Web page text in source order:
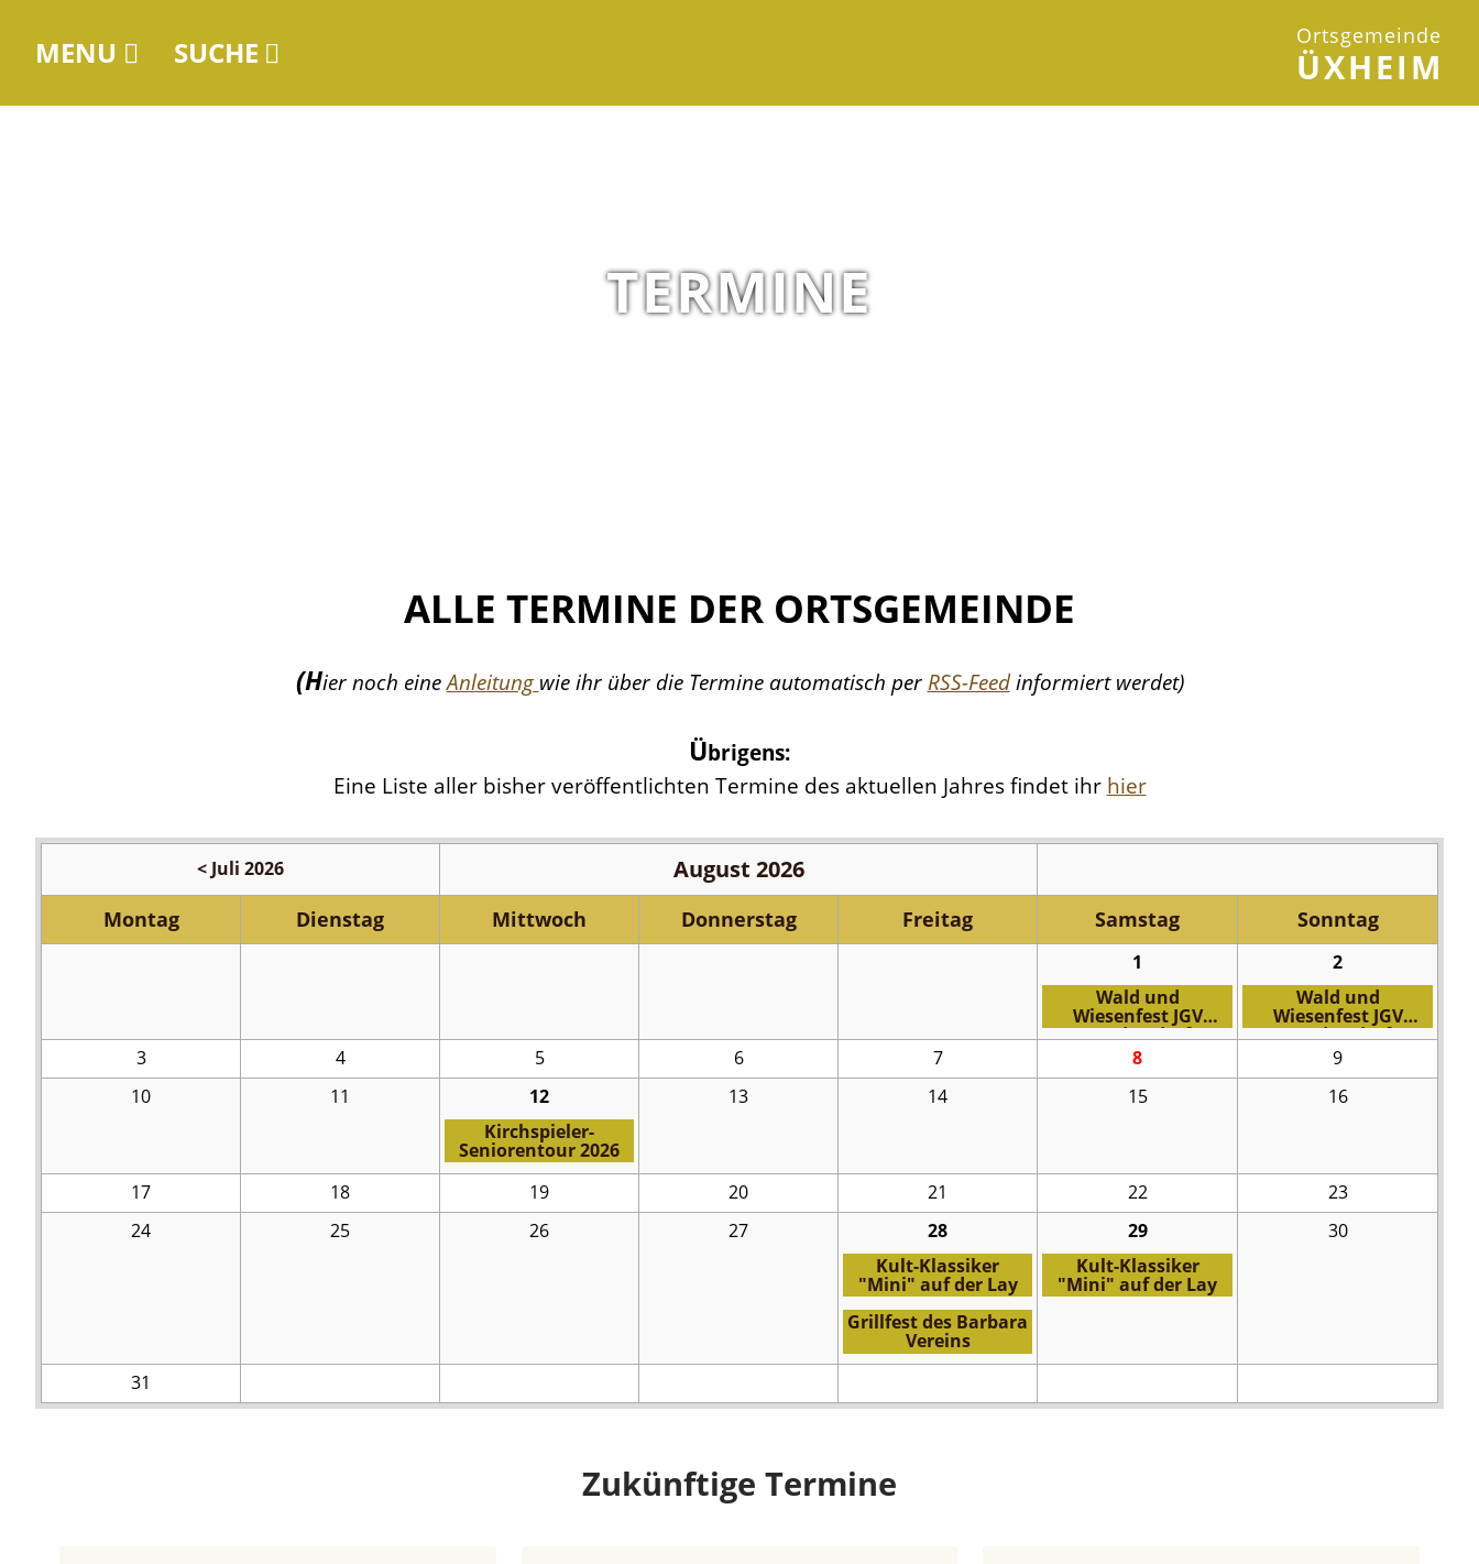
Ortsgemeinde
ÜXHEIM
MENU SUCHE
TERMINE
ALLE TERMINE DER ORTSGEMEINDE
(Hier noch eineAnleitung wie ihr über die Termine automatisch per RSS-Feedinformiert werdet)
Übrigens:
Eine Liste aller bisher veröffentlichten Termine des aktuellen Jahres findet ihr hier
< Juli 2026 August 2026
Montag Dienstag Mittwoch Donnerstag Freitag Samstag Sonntag
1
Wald und
Wiesenfest JGV
Leudersdorf
2
Wald und
Wiesenfest JGV
Leudersdorf
3
4 5 6 7 8
9
10
11
12
Kirchspieler-
Seniorentour 2026
13 14 15 16
17 18 19 20 21 22
23
24
25 26 27
28
Kult-Klassiker
"Mini" auf der Lay
Grillfest des Barbara
Vereins
29
Kult-Klassiker
"Mini" auf der Lay
30
31
Zukünftige Termine
Barbara